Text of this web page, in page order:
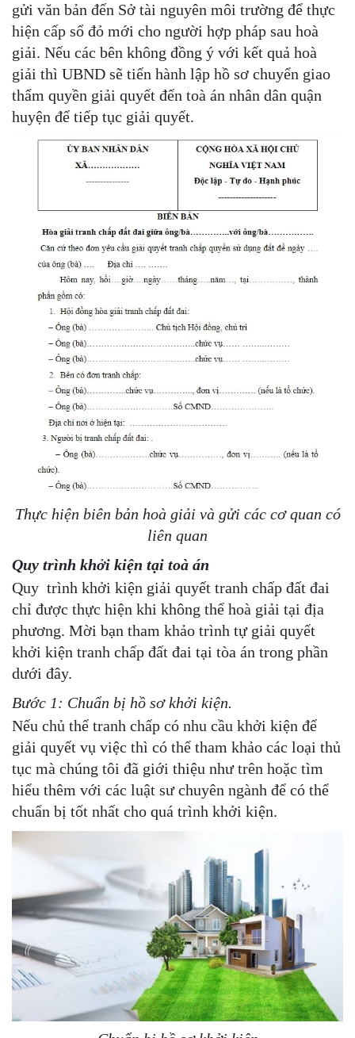
gửi văn bản đến Sở tài nguyên môi trường để thực
hiện cấp sổ đỏ mới cho người hợp pháp sau hoà
giải. Nếu các bên không đồng ý với kết quả hoà
giải thì UBND sẽ tiến hành lập hồ sơ chuyển giao
thẩm quyền giải quyết đến toà án nhân dân quận
huyện để tiếp tục giải quyết.
Thực hiện biên bản hoà giải và gửi các cơ quan có
liên quan
Quy trình khởi kiện tại toà án
Quy trình khởi kiện giải quyết tranh chấp đất đai
chỉ được thực hiện khi không thể hoà giải tại địa
phương. Mời bạn tham khảo trình tự giải quyết
khởi kiện tranh chấp đất đai tại tòa án trong phần
dưới đây.
Bước 1: Chuẩn bị hồ sơ khởi kiện.
Nếu chủ thể tranh chấp có nhu cầu khởi kiện để
giải quyết vụ việc thì có thể tham khảo các loại thủ
tục mà chúng tôi đã giới thiệu như trên hoặc tìm
hiểu thêm với các luật sư chuyên ngành để có thể
chuẩn bị tốt nhất cho quá trình khởi kiện.